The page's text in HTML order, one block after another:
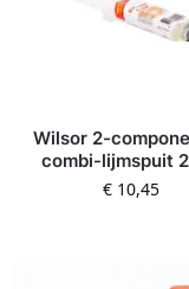
Wilsor 2-
combi-lijmspuit
€10,45